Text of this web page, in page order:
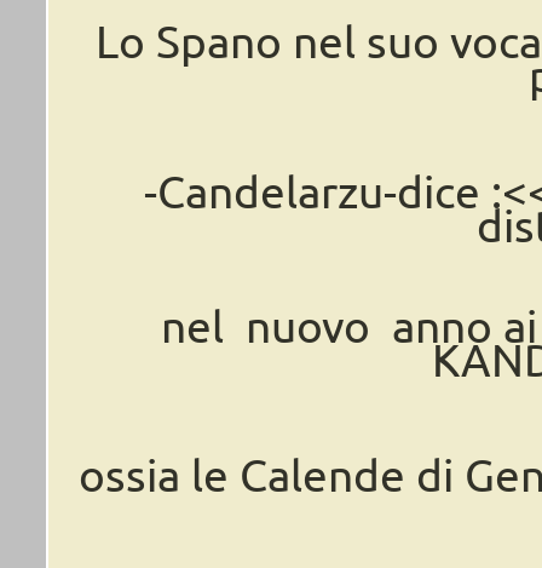
Lo Spano nel suo
-Candelarzu-dice
nel nuovo anno ai
ossia le Calende di